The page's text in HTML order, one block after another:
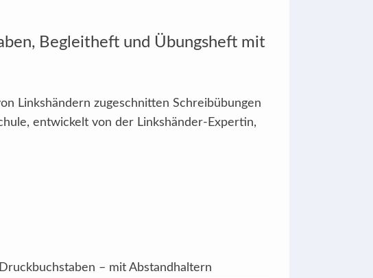
Begleitheft und Übungsheft mit
Linkshändern zugeschnitten Schreibübungen
entwickelt von der Linkshänder-Expertin,
– mit Abstandhaltern